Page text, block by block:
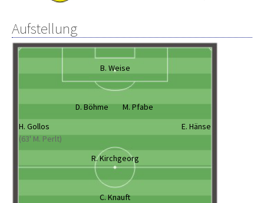
Aufstellung
B. Weise
D. Böhme
M. Pfabe
H. Gollos
(63' M. Perlt)
E. Hänse
R. Kirchgeorg
C. Knauft